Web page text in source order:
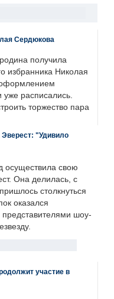
Сердюкова
получила
избранника Николая
уже расписались.
торжество пара
Эверест: "Удивило
осуществила свою
Она делилась, с
столкнуться
оказался
шоу-
участие в